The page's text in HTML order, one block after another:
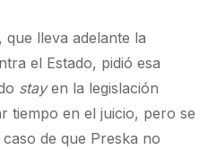
lleva adelante la
el Estado, pidió esa
stayen la legislación
tiempo en el juicio, pero se
de que Preska no